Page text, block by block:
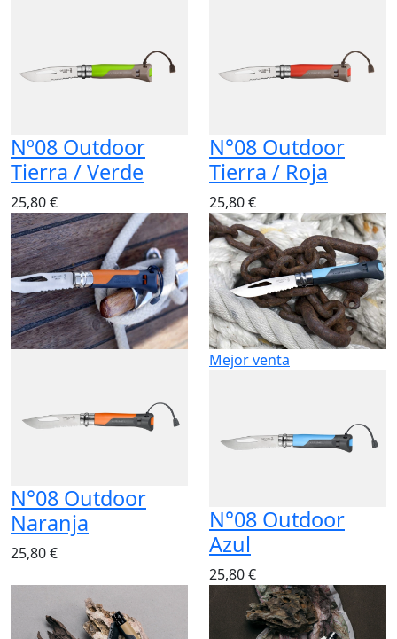
Nº08 Outdoor
Tierra / Verde
25,80 €
N°08 Outdoor
Tierra / Roja
25,80 €
N°08 Outdoor
Naranja
25,80 €
Mejor venta
N°08 Outdoor
Azul
25,80 €